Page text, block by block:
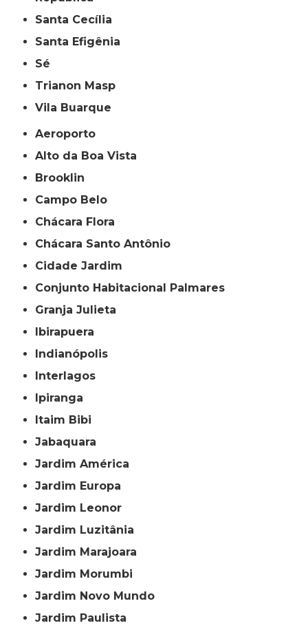
Santa Cecília
Santa Efigênia
Sé
Trianon Masp
Vila Buarque
Aeroporto
Alto da Boa Vista
Brooklin
Campo Belo
Chácara Flora
Chácara Santo Antônio
Cidade Jardim
Conjunto Habitacional Palmares
Granja Julieta
Ibirapuera
Indianópolis
Interlagos
Ipiranga
Itaim Bibi
Jabaquara
Jardim América
Jardim Europa
Jardim Leonor
Jardim Luzitânia
Jardim Marajoara
Jardim Morumbi
Jardim Novo Mundo
Jardim Paulista